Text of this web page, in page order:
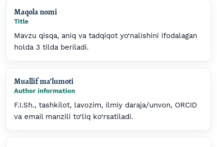
Maqola nomi
Title
Mavzu qisqa, aniq va tadqiqot yo‘nalishini ifodalagan
holda 3 tilda beriladi.
Muallif ma’lumoti
Author information
F.I.Sh., tashkilot, lavozim, ilmiy daraja/unvon, ORCID
va email manzili to‘liq ko‘rsatiladi.